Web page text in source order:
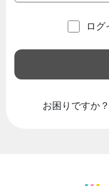
ログ
お困りですか？